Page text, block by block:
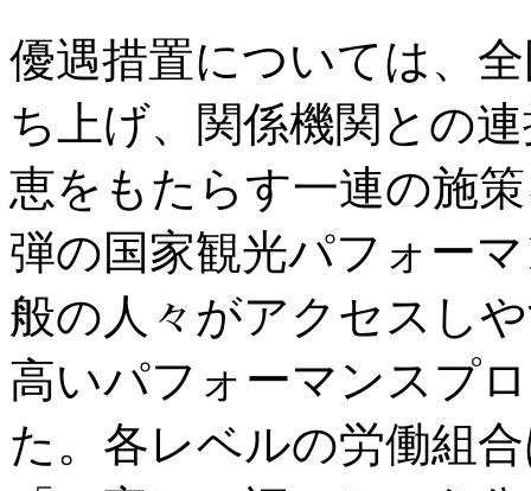
優遇措置については、
ち上げ、関係機関との
恵をもたらす一連の施
弾の国家観光パフォー
般の人々がアクセスし
高いパフォーマンスプ
た。各レベルの労働組